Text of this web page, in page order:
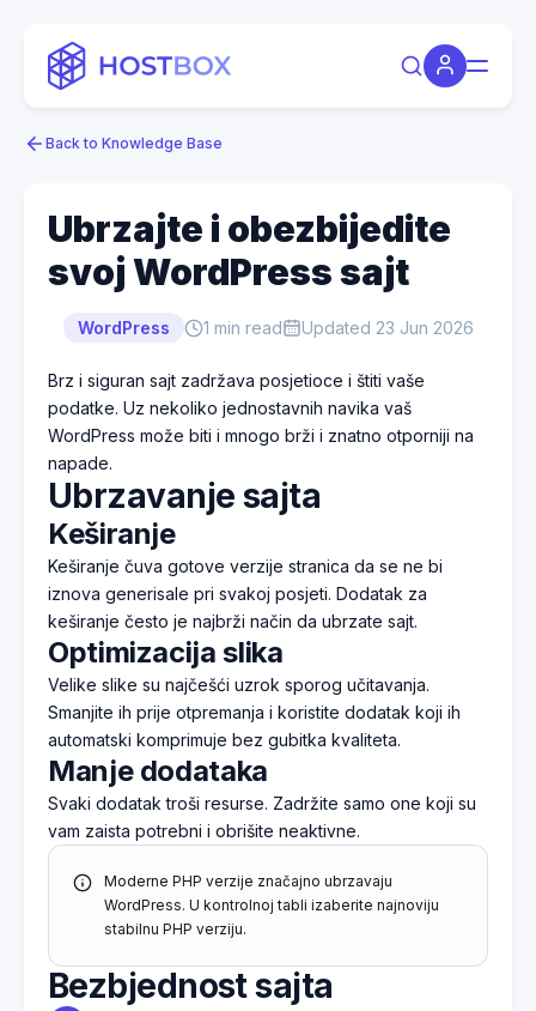
Back to Knowledge Base
Ubrzajte i obezbijedite
svoj WordPress sajt
WordPress 1 min read Updated 23 Jun 2026
Brz i siguran sajt zadržava posjetioce i štiti vaše
podatke. Uz nekoliko jednostavnih navika vaš
WordPress može biti i mnogo brži i znatno otporniji na
napade.
Ubrzavanje sajta
Keširanje
Keširanje čuva gotove verzije stranica da se ne bi
iznova generisale pri svakoj posjeti. Dodatak za
keširanje često je najbrži način da ubrzate sajt.
Optimizacija slika
Velike slike su najčešći uzrok sporog učitavanja.
Smanjite ih prije otpremanja i koristite dodatak koji ih
automatski komprimuje bez gubitka kvaliteta.
Manje dodataka
Svaki dodatak troši resurse. Zadržite samo one koji su
vam zaista potrebni i obrišite neaktivne.
Moderne PHP verzije značajno ubrzavaju
WordPress. U kontrolnoj tabli izaberite najnoviju
stabilnu PHP verziju.
Bezbjednost sajta